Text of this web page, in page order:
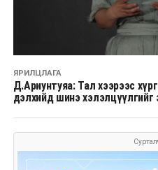
ЯРИЛЦЛАГА
Д.Ариунтуяа: Тал хээрээс
дэлхийд шинэ хэлэлцүүлгийг